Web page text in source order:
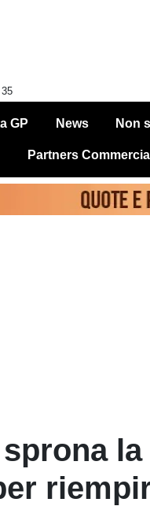
GP News Non
Partners